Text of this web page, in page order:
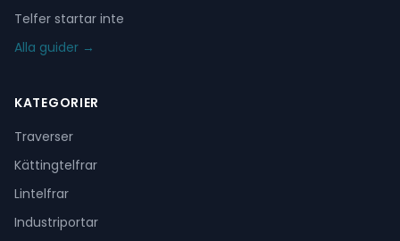
Telfer startar inte
Alla guider →
KATEGORIER
Traverser
Kättingtelfrar
Lintelfrar
Industriportar